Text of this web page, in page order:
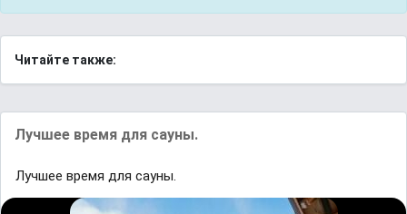
Читайте также:
Лучшее время для сауны.
Лучшее время для сауны.